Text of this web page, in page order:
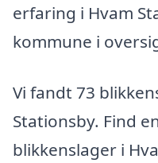
erfaring i Hvam
kommune i
Vi fandt 73
Stationsby. Find
blikkenslager i